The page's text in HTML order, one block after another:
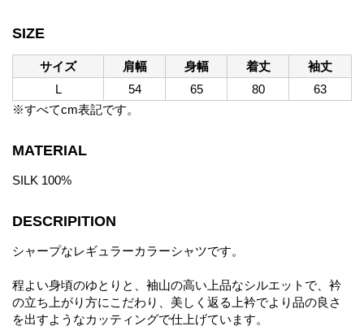
SIZE
サイズ 肩幅 身幅 着丈
袖丈
L
54 65 80
63
※すべてcm表記です。
MATERIAL
SILK 100%
DESCRIPITION
シャープなレギュラーカラーシャツです。
程よい身頃のゆとりと、袖山の高い上品なシルエットで、衿
の立ち上がり方にこだわり、美しく返る上衿でより品の良さ
を出すようなカッティングで仕上げています。